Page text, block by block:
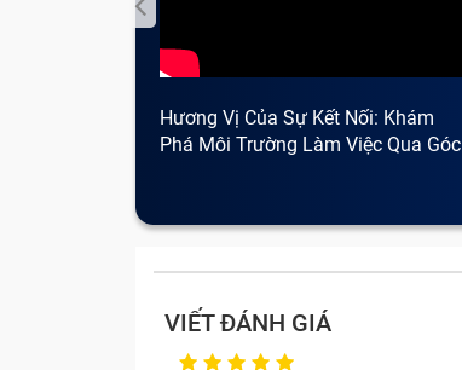
Hương Vị Của Sự Kết Nối: Khám
Phá Môi Trường Làm Việc Qua Góc
VIẾT ĐÁNH GIÁ